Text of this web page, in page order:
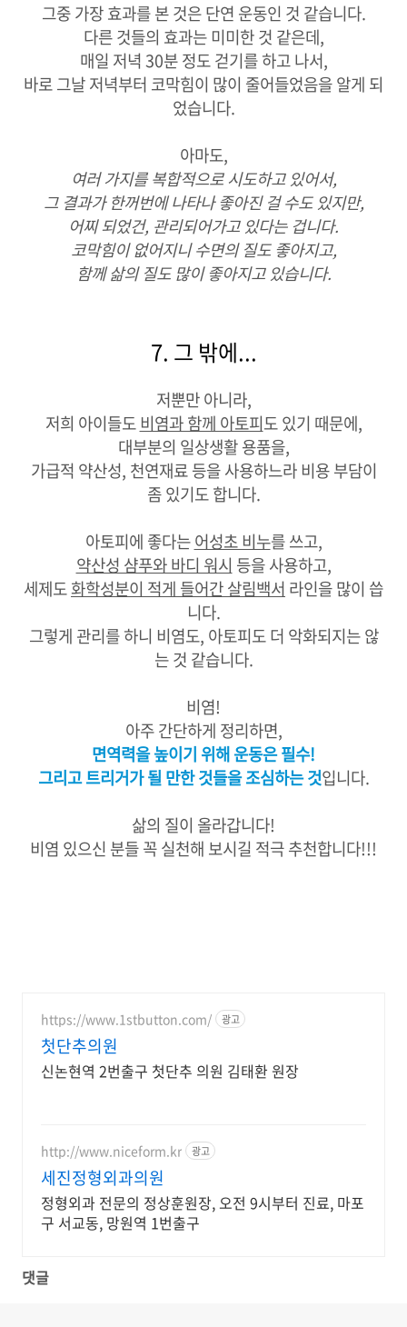
그중 가장 효과를 본 것은 단연 운동인 것 같습니다.
다른 것들의 효과는 미미한 것 같은데,
매일 저녁 30분 정도 걷기를 하고 나서,
바로 그날 저녁부터 코막힘이 많이 줄어들었음을 알게 되
었습니다.
아마도,
여러 가지를 복합적으로 시도하고 있어서,
그 결과가 한꺼번에 나타나 좋아진 걸 수도 있지만,
어찌 되었건, 관리되어가고 있다는 겁니다.
코막힘이 없어지니 수면의 질도 좋아지고,
함께 삶의 질도 많이 좋아지고 있습니다.
7. 그 밖에...
저뿐만 아니라,
저희 아이들도비염과 함께 아토피도 있기 때문에,
대부분의 일상생활 용품을,
가급적 약산성, 천연재료 등을 사용하느라 비용 부담이
좀 있기도 합니다.
아토피에 좋다는어성초 비누를 쓰고,
약산성 샴푸와 바디 워시 등을 사용하고,
세제도화학성분이 적게 들어간 살림백서 라인을 많이 씁
니다.
그렇게 관리를 하니 비염도, 아토피도 더 악화되지는 않
는 것 같습니다.
비염!
아주 간단하게 정리하면,
면역력을 높이기 위해 운동은 필수!
그리고 트리거가 될 만한 것들을 조심하는 것입니다.
삶의 질이 올라갑니다!
비염 있으신 분들 꼭 실천해 보시길 적극 추천합니다!!!
https://www.1stbutton.com/ 광고
첫단추의원
신논현역 2번출구 첫단추 의원 김태환 원장
http://www.niceform.kr 광고
세진정형외과의원
정형외과 전문의 정상훈원장, 오전 9시부터 진료, 마포
구 서교동, 망원역 1번출구
댓글